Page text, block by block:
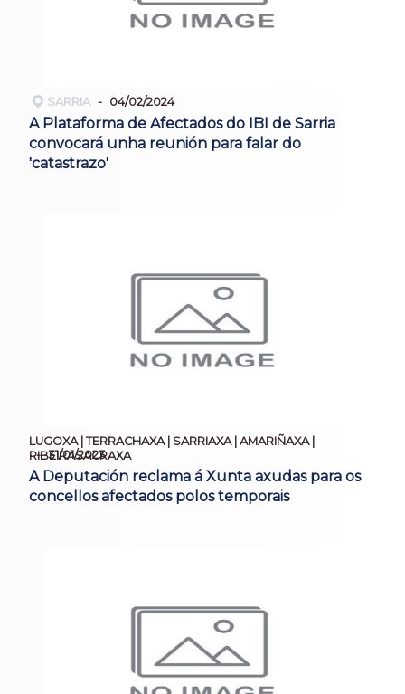
SARRIA 04/02/2024
A Plataforma de Afectados do IBI de Sarria
convocará unha reunión para falar do
'catastrazo'
LUGOXA | TERRACHAXA | SARRIAXA | AMARIÑAXA |
RIBEIRASACRAXA
31/01/2023
A Deputación reclama á Xunta axudas para os
concellos afectados polos temporais